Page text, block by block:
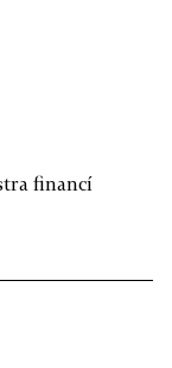
financí